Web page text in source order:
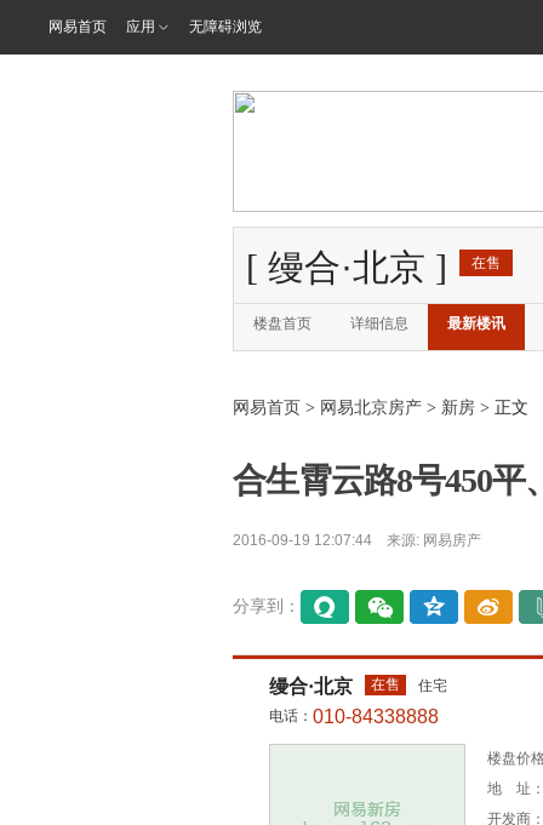
网易首页 应用 无障碍浏览
[ 缦合·北京 ] 在售
楼盘首页 详细信息 最新楼讯
网易首页 > 网易北京房产 > 新房 > 正文
合生霄云路8号450平
2016-09-19 12:07:44 来源: 网易房产
分享到：
间
缦合·北京 在售
住宅
电话： 010-84338888
楼盘价
地 址：
开发商